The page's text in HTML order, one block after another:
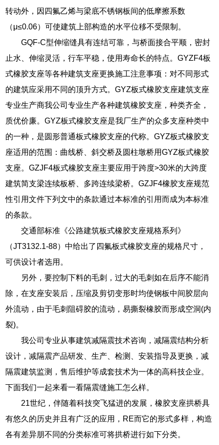
转动外，因四氟乙烯与梁底不锈钢板间的低摩擦系数
（μ≤0.06）可使建筑上部构造的水平位移不受限制。
GQF-C型伸缩缝具有连结可靠，与桥面接合平顺，密封
止水、伸缩灵活，行车平稳，使用寿命长的特点。GYZF4板
式橡胶支座等各种建筑支座更换施工注意事项：对不同形式
的建筑应采用不同的顶升方式。GYZ板式橡胶支座建筑支座
专业生产商我公司专业生产各种建筑橡胶支座，种类齐全，
质优价廉。GYZ板式橡胶支座是我厂生产的众多支座种类中
的一种，是圆形普通板式橡胶支座的代称。GYZ板式橡胶支
座适用的范围：曲线桥、斜交桥及圆柱墩桥用GYZ板式橡胶
支座。GZJF4板式橡胶支座主要应用于跨度>30米的大跨度
建筑简支梁连续板桥、多跨连续梁桥。GZJF4橡胶支座规范
性引用文件下列文中的条款通过本标准的引用而成为本标准
的条款。
交通部标准《公路建筑板式橡胶支座规格系列》
（JT3132.1-88）中给出了四氟板式橡胶支座的规格尺寸，
可供设计者选用。
另外，要控制下料的毛刺，过大的毛刺如在后序不能消
除，在支座安装后，压缩及剪切变形时均使钢板中间胶层向
外流动，由于毛刺阻碍胶的流动，易撕裂橡胶而形成空洞(内
裂)。
我公司专业从事建筑减隔震技术咨询，减隔震结构分析
设计，减隔震产品研发、生产、检测、安装指导及更换，减
隔震建筑监测，售后维护等成套技术为一体的高科技企业。
下面我们一起来看一看隔震缝施工怎么样。
21世纪，伴随着科技突飞猛进的发展，橡胶支座拱桥具
有悠久的历史并且有广泛的应用，RE而它的形式多样，构造
各有差异朋不同的分类标准可将拱桥进行如下分类。